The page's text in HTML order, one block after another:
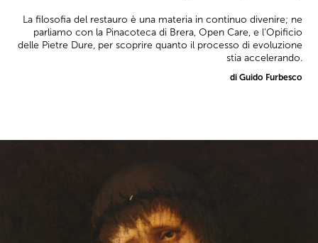
La filosofia del restauro è una materia in continuo divenire; ne
parliamo con la Pinacoteca di Brera, Open Care, e l'Opificio
delle Pietre Dure, per scoprire quanto il processo di evoluzione
stia accelerando.
di Guido Furbesco